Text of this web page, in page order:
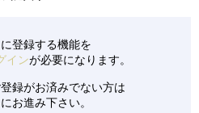
18円
32円
登録する機能を
インが必要になります。
録がお済みでない方は
お進み下さい。